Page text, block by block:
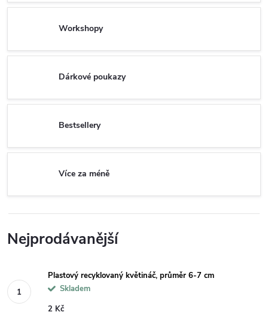
Workshopy
Dárkové poukazy
Bestsellery
Více za méně
Nejprodávanější
Plastový recyklovaný květináč, průměr 6-7 cm
Skladem
2 Kč